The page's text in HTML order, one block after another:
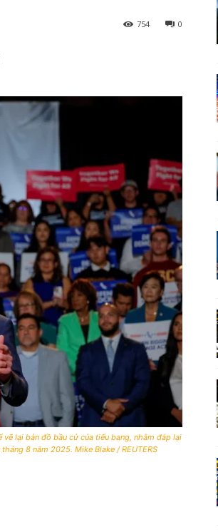
0
754
lại bản đồ bầu cử của tiểu bang, nhằm đáp lại
8 năm 2025. Mike Blake / REUTERS